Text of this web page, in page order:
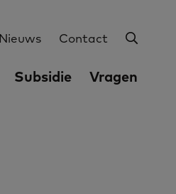
Nieuws Contact
Subsidie Vragen